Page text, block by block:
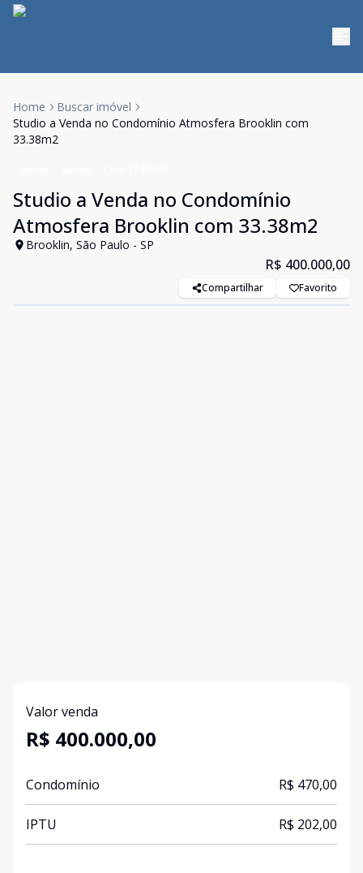
Home
Buscar imóvel
Studio a Venda no Condomínio Atmosfera Brooklin com
33.38m2
Studio a Venda no Condomínio
Atmosfera Brooklin com 33.38m2
Brooklin, São Paulo - SP
R$ 400.000,00
Compartilhar Favorito
Valor venda
R$ 400.000,00
Condomínio R$ 470,00
IPTU R$ 202,00